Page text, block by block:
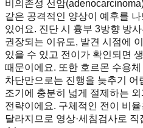
비의존성 선암
같은 공격적인 양상이 예후를
있어요. 진단 시 흉부 3방향 방
권장되는 이유도, 발견 시점에
있을 수 있고 전이가 확인되면
때문이에요. 또한 호르몬 수용
차단만으로는 진행을 늦추기 어
조기에 충분히 넓게 절제하는
전략이에요. 구체적인 전이 비
달라지므로 영상·세침검사로